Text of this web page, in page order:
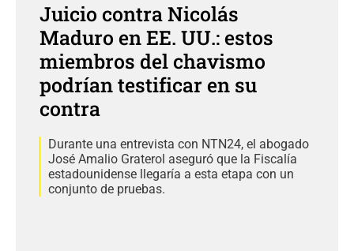
Juicio contra Nicolás
Maduro en EE. UU.: estos
miembros del chavismo
podrían testificar en su
contra
Durante una entrevista con NTN24, el abogado
José Amalio Graterol aseguró que la Fiscalía
estadounidense llegaría a esta etapa con un
conjunto de pruebas.